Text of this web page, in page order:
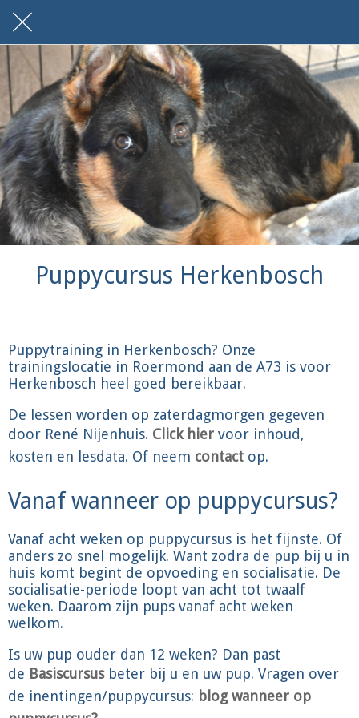
Puppycursus Herkenbosch
Puppytraining in Herkenbosch? Onze
trainingslocatie in Roermond aan de A73 is voor
Herkenbosch heel goed bereikbaar.
De lessen worden op zaterdagmorgen gegeven
door René Nijenhuis. Click hier voor inhoud,
kosten en lesdata. Of neem contact op.
Vanaf wanneer op puppycursus?
Vanaf acht weken op puppycursus is het fijnste. Of
anders zo snel mogelijk. Want zodra de pup bij u in
huis komt begint de opvoeding en socialisatie. De
socialisatie-periode loopt van acht tot twaalf
weken. Daarom zijn pups vanaf acht weken
welkom.
Is uw pup ouder dan 12 weken? Dan past
de Basiscursusbeter bij u en uw pup. Vragen over
de inentingen/puppycursus: blog wanneer op